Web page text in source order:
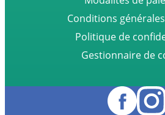
Conditions
Politique de
Gestionnaire de